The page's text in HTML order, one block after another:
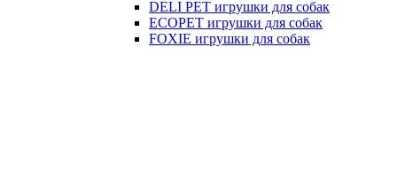
DELI PET игрушки для собак
ECOPET игрушки для собак
FOXIE игрушки для собак